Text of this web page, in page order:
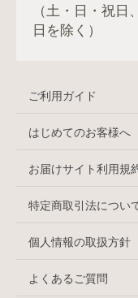
（土・日・祝
日を除く）
ご利用ガイド
はじめてのお客様へ
お届けサイト利用規
特定商取引法につい
個人情報の取扱方針
よくあるご質問